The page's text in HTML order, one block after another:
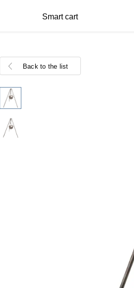
Smart cart
Back to the list